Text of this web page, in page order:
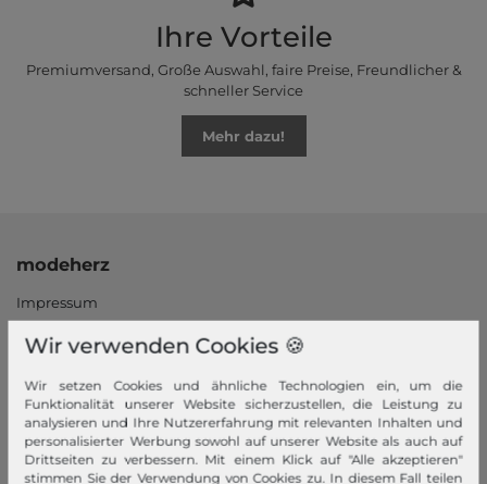
Ihre Vorteile
Premiumversand, Große Auswahl, faire Preise, Freundlicher &
schneller Service
Mehr dazu!
modeherz
Impressum
Widerrufsrecht
Datenschutzerklärung
Datenschutzeinstellungen
Barrierefreiheitserklärung
Jobs
Wir verwenden Cookies 🍪
Wir setzen Cookies und ähnliche Technologien ein, um die
Funktionalität unserer Website sicherzustellen, die Leistung zu
analysieren und Ihre Nutzererfahrung mit relevanten Inhalten und
personalisierter Werbung sowohl auf unserer Website als auch auf
Drittseiten zu verbessern. Mit einem Klick auf "Alle akzeptieren"
stimmen Sie der Verwendung von Cookies zu. In diesem Fall teilen